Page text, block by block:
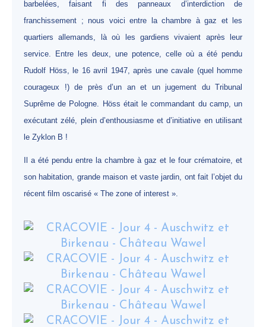
barbelées, faisant fi des panneaux d’interdiction de
franchissement ; nous voici entre la chambre à gaz et les
quartiers allemands, là où les gardiens vivaient après leur
service. Entre les deux, une potence, celle où a été pendu
Rudolf Höss, le 16 avril 1947, après une cavale (quel homme
courageux !) de près d’un an et un jugement du Tribunal
Suprême de Pologne. Höss était le commandant du camp, un
exécutant zélé, plein d’enthousiasme et d’initiative en utilisant
le Zyklon B !
Il a été pendu entre la chambre à gaz et le four crématoire, et
son habitation, grande maison et vaste jardin, ont fait l’objet du
récent film oscarisé « The zone of interest ».